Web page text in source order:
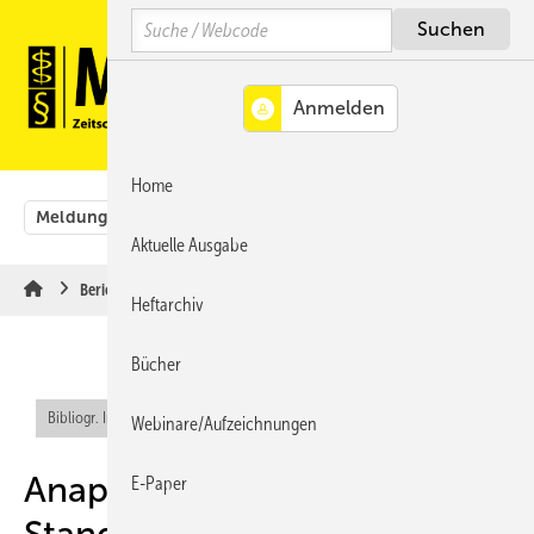
Hauptinhalt
Hauptmenü
SiteSearch
Meldungen
Berichte & Informationen
Bibliogr. Info (RIS)
Anaphylaxie – aktueller
Search
Home
Aktuelle Ausgabe
Heftarchiv
Bücher
Webinare/Aufzeichnungen
E-Paper